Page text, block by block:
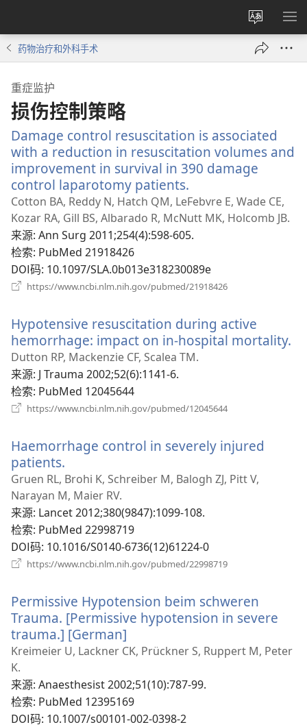
更
改
网
显
药物治疗和外科手术
重症监护
损伤控制策略
Damage control resuscitation is associated
with a reduction in resuscitation volumes and
improvement in survival in 390 damage
control laparotomy patients.
开
新
窗
Cotton BA, Reddy N, Hatch QM, LeFebvre E, Wade CE,
Kozar RA, Gill BS, Albarado R, McNutt MK, Holcomb JB.
来源‎: Ann Surg 2011;254(4):598-605.
检索‎: PubMed 21918426
DOI码‎: 10.1097/SLA.0b013e318230089e
https://www.ncbi.nlm.nih.gov/pubmed/21918426
窗
口）
Hypotensive resuscitation during active
hemorrhage: impact on in-hospital mortality.
Dutton RP, Mackenzie CF, Scalea TM.
来源‎: J Trauma 2002;52(6):1141-6.
检索‎: PubMed 12045644
https://www.ncbi.nlm.nih.gov/pubmed/12045644
窗
口）
Haemorrhage control in severely injured
patients.
开
新
窗
口）
Gruen RL, Brohi K, Schreiber M, Balogh ZJ, Pitt V,
Narayan M, Maier RV.
来源‎: Lancet 2012;380(9847):1099-108.
检索‎: PubMed 22998719
DOI码‎: 10.1016/S0140-6736(12)61224-0
https://www.ncbi.nlm.nih.gov/pubmed/22998719
窗
口）
Permissive Hypotension beim schweren
Trauma. [Permissive hypotension in severe
trauma.] [German]
开
窗
口）
Kreimeier U, Lackner CK, Prückner S, Ruppert M, Peter
K.
来源‎: Anaesthesist 2002;51(10):787-99.
检索‎: PubMed 12395169
DOI码‎: 10.1007/s00101-002-0398-2